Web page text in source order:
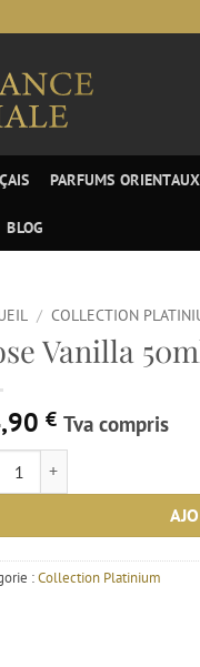
PARFUMS ORIENTAUX
BLOG
/ COLLECTION
Vanilla
€ Tva compris
:Collection Platinium